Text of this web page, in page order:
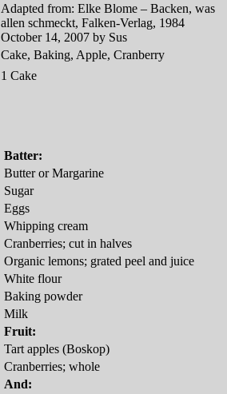
Adapted from: Elke Blome – Backen, was
allen schmeckt, Falken-Verlag, 1984
October 14, 2007 by Sus
Cake, Baking, Apple, Cranberry
1 Cake
Batter:
Butter or Margarine
Sugar
Eggs
Whipping cream
Cranberries; cut in halves
Organic lemons; grated peel and juice
White flour
Baking powder
Milk
Fruit:
Tart apples (Boskop)
Cranberries; whole
And: